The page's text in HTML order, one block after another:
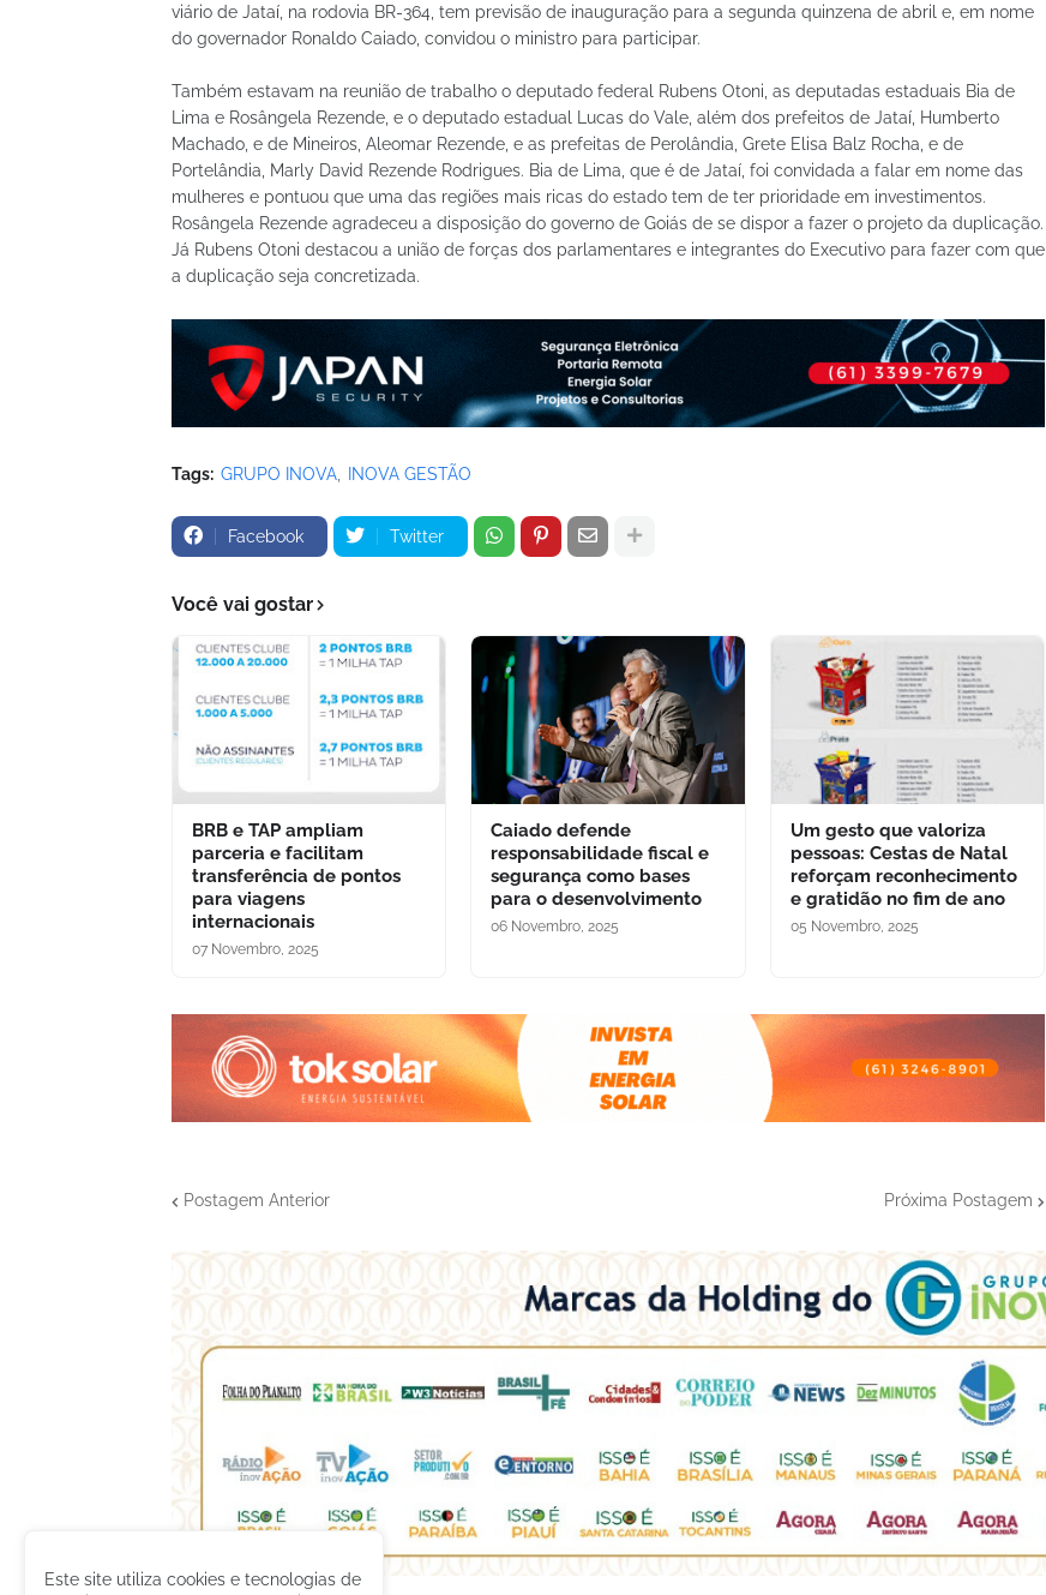
viário de Jataí, na rodovia BR-364, tem previsão de inauguração para a segunda quinzena de abril e, em nome
do governador Ronaldo Caiado, convidou o ministro para participar.
Também estavam na reunião de trabalho o deputado federal Rubens Otoni, as deputadas estaduais Bia de
Lima e Rosângela Rezende, e o deputado estadual Lucas do Vale, além dos prefeitos de Jataí, Humberto
Machado, e de Mineiros, Aleomar Rezende, e as prefeitas de Perolândia, Grete Elisa Balz Rocha, e de
Portelândia, Marly David Rezende Rodrigues. Bia de Lima, que é de Jataí, foi convidada a falar em nome das
mulheres e pontuou que uma das regiões mais ricas do estado tem de ter prioridade em investimentos.
Rosângela Rezende agradeceu a disposição do governo de Goiás de se dispor a fazer o projeto da duplicação.
Já Rubens Otoni destacou a união de forças dos parlamentares e integrantes do Executivo para fazer com que
a duplicação seja concretizada.
Tags: GRUPO INOVA INOVA GESTÃO
Facebook Twitter
Você vai gostar
BRB e TAP ampliam
parceria e facilitam
transferência de pontos
para viagens
internacionais
07 Novembro, 2025
Caiado defende
responsabilidade fiscal e
segurança como bases
para o desenvolvimento
06 Novembro, 2025
Um gesto que valoriza
pessoas: Cestas de Natal
reforçam reconhecimento
e gratidão no fim de ano
05 Novembro, 2025
Postagem Anterior Próxima Postagem
Este site utiliza cookies e tecnologias de